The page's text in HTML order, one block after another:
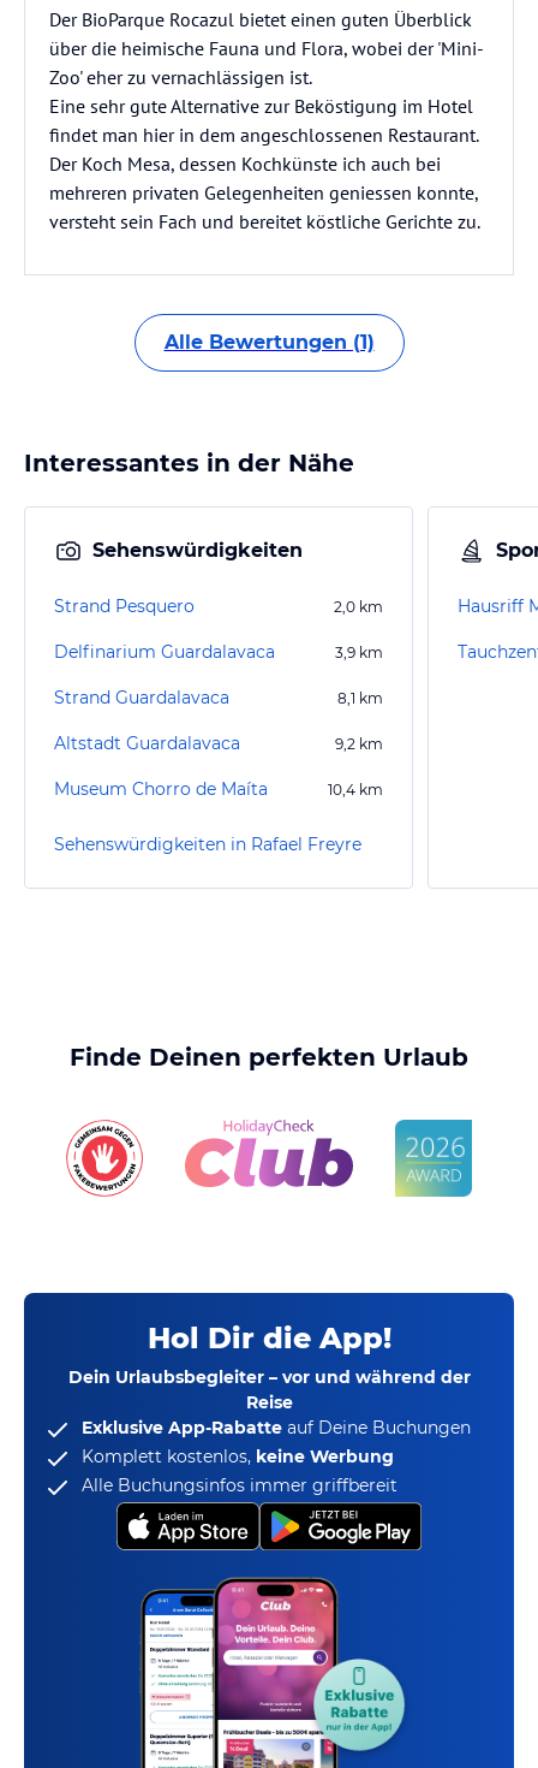
Der BioParque Rocazul bietet einen guten Überblick
über die heimische Fauna und Flora, wobei der 'Mini-
Zoo' eher zu vernachlässigen ist.
Eine sehr gute Alternative zur Beköstigung im Hotel
findet man hier in dem angeschlossenen Restaurant.
Der Koch Mesa, dessen Kochkünste ich auch bei
mehreren privaten Gelegenheiten geniessen konnte,
versteht sein Fach und bereitet köstliche Gerichte zu.
Alle Bewertungen (1)
Interessantes in der Nähe
Sehenswürdigkeiten
Strand Pesquero 2,0 km
Delfinarium Guardalavaca 3,9 km
Strand Guardalavaca 8,1 km
Altstadt Guardalavaca 9,2 km
Museum Chorro de Maíta 10,4 km
Sehenswürdigkeiten in Rafael Freyre
Hausriff
Finde Deinen perfekten Urlaub
Hol Dir die App!
Dein Urlaubsbegleiter – vor und während der
Reise
Exklusive App-Rabatte auf Deine Buchungen
Komplett kostenlos, keine Werbung
Alle Buchungsinfos immer griffbereit